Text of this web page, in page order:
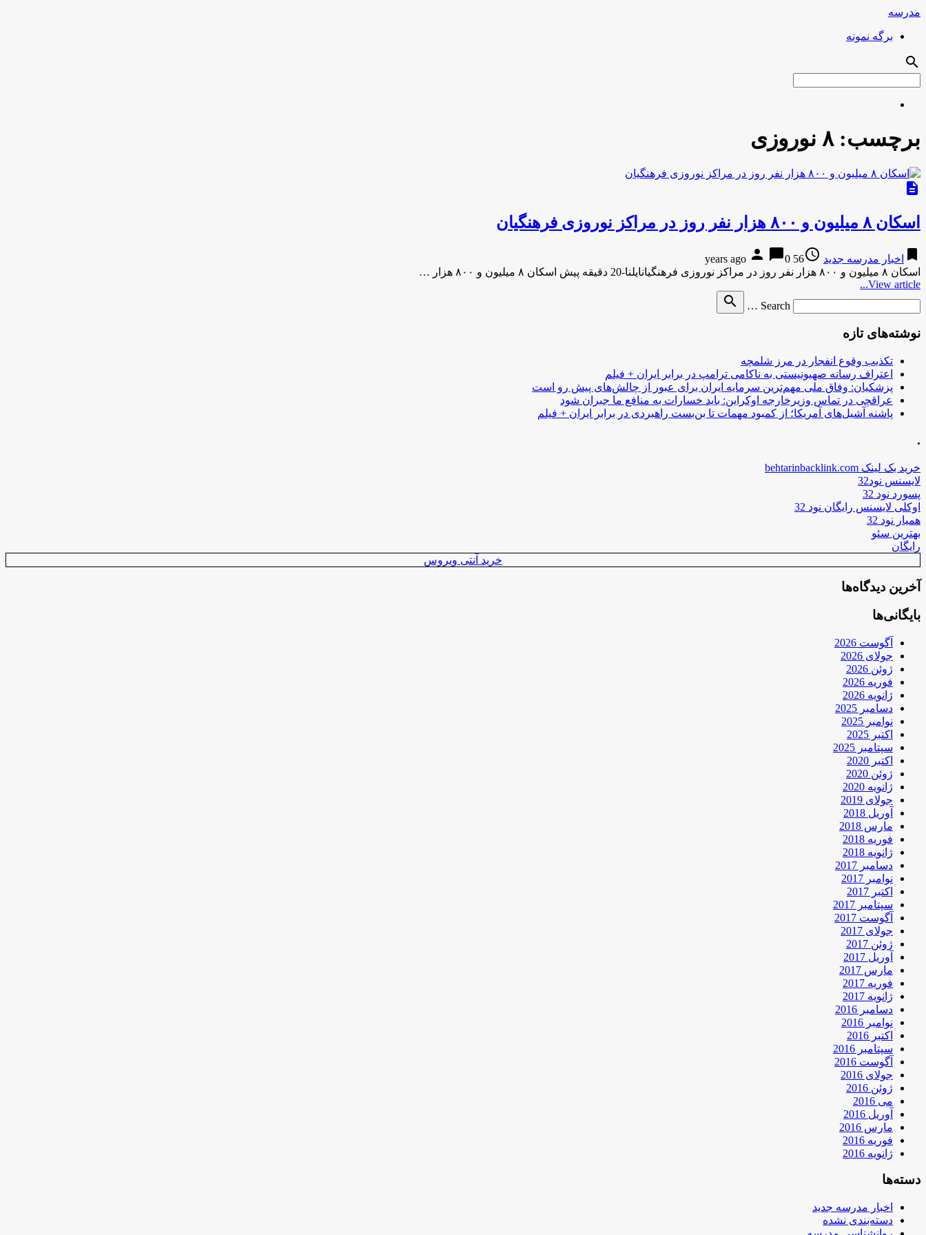
مدرسه
برگه نمونه
search
برچسب:۸ نوروزی
description
اسکان ۸ میلیون و ۸۰۰ هزار نفر روز در مراکز نوروزی فرهنگیان
bookmark اخبار مدرسه جدید access_time
56 years ago
person chat_bubble0
اسکان ۸ میلیون و ۸۰۰ هزار نفر روز در مراکز نوروزی فرهنگیانایلنا-20 دقیقه پیش اسکان ۸ میلیون و ۸۰۰ هزار …
View article...
Search …
search
نوشته‌های تازه
تکذیب وقوع انفجار در مرز شلمچه
اعتراف رسانه صهیونیستی به ناکامی ترامپ در برابر ایران + فیلم
پزشکیان: وفاق ملی مهم‌ترین سرمایه ایران برای عبور از چالش‌های پیش رو است
عراقچی در تماس وزیرخارجه اوکراین: باید خسارات به منافع ما جبران شود
پاشنه آشیل‌های آمریکا؛ از کمبود مهمات تا بن‌بست راهبردی در برابر ایران + فیلم
.
خرید بک لینک behtarinbacklink.com
لایسنس نود32
پسورد نود 32
اوکلی لایسنس رایگان نود 32
همیار نود 32
بهترین سئو
رایگان
خرید آنتی ویروس
آخرین دیدگاه‌ها
بایگانی‌ها
آگوست 2026
جولای 2026
ژوئن 2026
فوریه 2026
ژانویه 2026
دسامبر 2025
نوامبر 2025
اکتبر 2025
سپتامبر 2025
اکتبر 2020
ژوئن 2020
ژانویه 2020
جولای 2019
آوریل 2018
مارس 2018
فوریه 2018
ژانویه 2018
دسامبر 2017
نوامبر 2017
اکتبر 2017
سپتامبر 2017
آگوست 2017
جولای 2017
ژوئن 2017
آوریل 2017
مارس 2017
فوریه 2017
ژانویه 2017
دسامبر 2016
نوامبر 2016
اکتبر 2016
سپتامبر 2016
آگوست 2016
جولای 2016
ژوئن 2016
می 2016
آوریل 2016
مارس 2016
فوریه 2016
ژانویه 2016
دسته‌ها
اخبار مدرسه جدید
دسته‌بندی نشده